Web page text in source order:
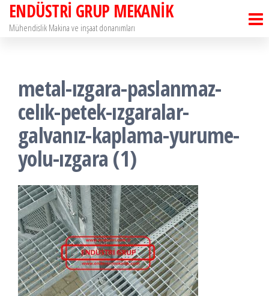
İçeriğe
atla
ENDÜSTRİ GRUP MEKANİK
Mühendislik Makina ve inşaat donanımları
metal-ızgara-paslanmaz-
celık-petek-ızgaralar-
galvanız-kaplama-yurume-
yolu-ızgara (1)